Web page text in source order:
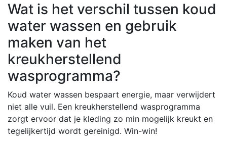
Wat is het verschil tussen koud
water wassen en gebruik
maken van het
kreukherstellend
wasprogramma?
Koud water wassen bespaart energie, maar verwijdert
niet alle vuil. Een kreukherstellend wasprogramma
zorgt ervoor dat je kleding zo min mogelijk kreukt en
tegelijkertijd wordt gereinigd. Win-win!